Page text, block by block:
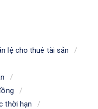
lệ cho thuê tài sản
thời hạn